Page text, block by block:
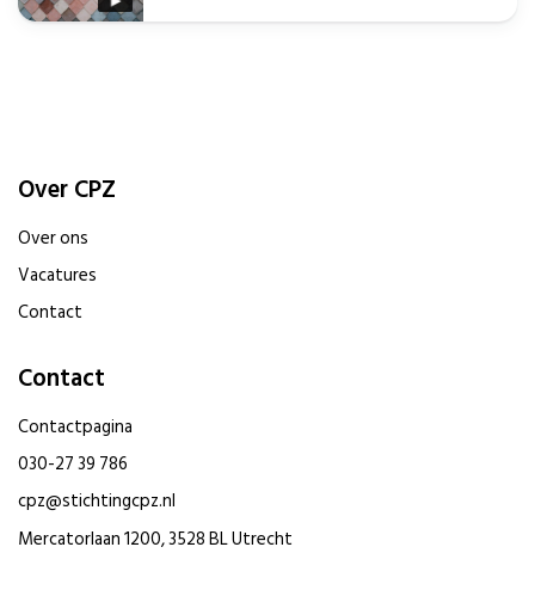
Over CPZ
Over ons
Vacatures
Contact
Contact
Contactpagina
030-27 39 786
cpz@stichtingcpz.nl
Mercatorlaan 1200, 3528 BL Utrecht